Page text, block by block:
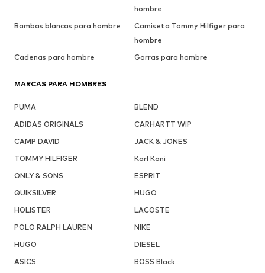
hombre
Bambas blancas para hombre
Camiseta Tommy Hilfiger para
hombre
Cadenas para hombre
Gorras para hombre
MARCAS PARA HOMBRES
PUMA
BLEND
ADIDAS ORIGINALS
CARHARTT WIP
CAMP DAVID
JACK & JONES
TOMMY HILFIGER
Karl Kani
ONLY & SONS
ESPRIT
QUIKSILVER
HUGO
HOLISTER
LACOSTE
POLO RALPH LAUREN
NIKE
HUGO
DIESEL
ASICS
BOSS Black